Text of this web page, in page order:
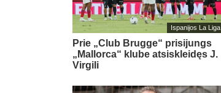
Ispanijos La Liga
Prie „Club Brugge“ prisijungs
„Mallorca“ klube atsiskleidęs J.
Virgili